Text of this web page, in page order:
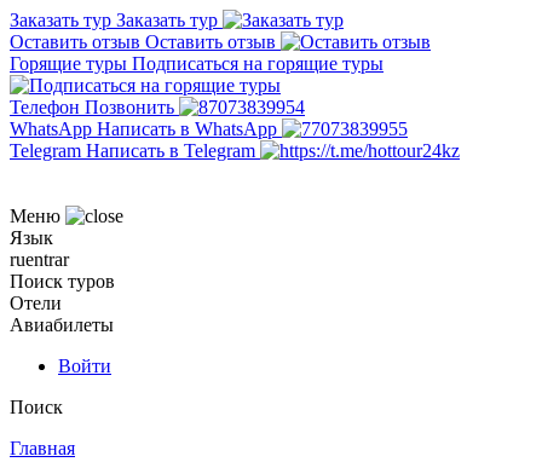
Заказать тур Заказать тур
Оставить отзыв Оставить отзыв
Горящие туры Подписаться на горящие туры
Телефон Позвонить
WhatsApp Написать в WhatsApp
Telegram Написать в Telegram
Меню
Язык
ruentrar
Поиск туров
Отели
Авиабилеты
Войти
Поиск
Главная